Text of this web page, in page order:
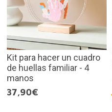
Kit para hacer un cuadro
de huellas familiar - 4
manos
37,90€